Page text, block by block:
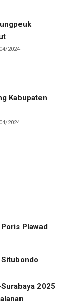
2024
Kabupaten
2024
Plawad
2025